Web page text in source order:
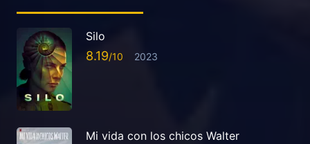
Silo
8.19 2023
Mi vida con los chicos Walter